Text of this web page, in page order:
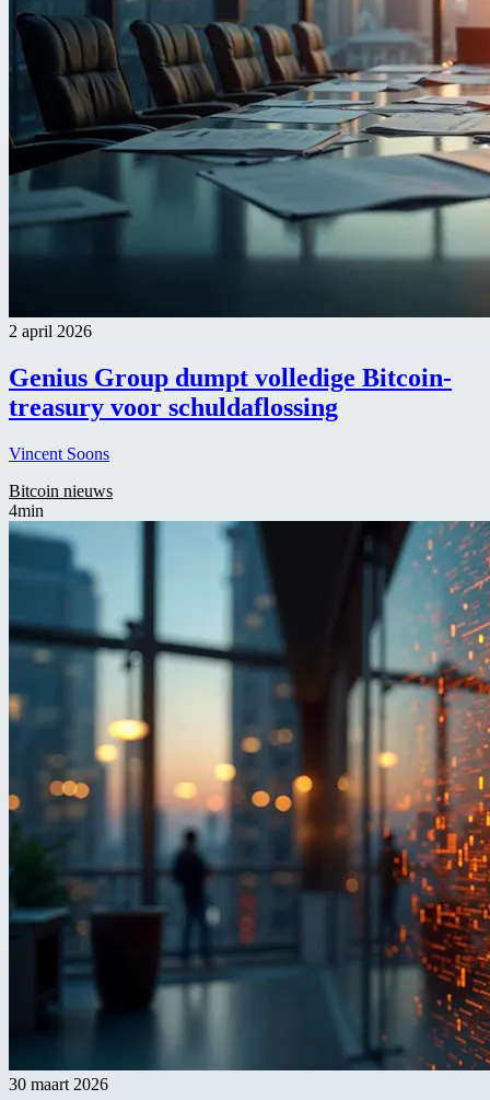
2 april 2026
Genius Group dumpt volledige Bitcoin-
treasury voor schuldaflossing
Vincent Soons
Bitcoin nieuws
4min
30 maart 2026